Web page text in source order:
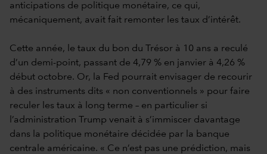
anticipations de politique monétaire, ce qui,
mécaniquement, avait fait remonter les taux d’intérêt.
Cette année, le taux du bon du Trésor à 10 ans a reculé
d’un demi-point, passant de 4,79 % en janvier à 4,26 %
début octobre. Or, la Fed pourrait envisager de recourir
à des instruments dits « non conventionnels » pour faire
reculer les taux à long terme – en particulier si
l’administration Trump venait à s’immiscer davantage
dans la politique monétaire décidée par la banque
centrale américaine. « Ce n’est pas une prédiction, mais